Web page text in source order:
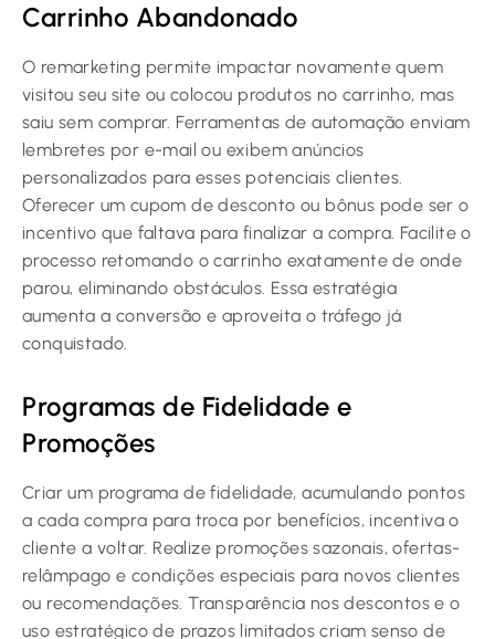
Carrinho Abandonado
O remarketing permite impactar novamente quem
visitou seu site ou colocou produtos no carrinho, mas
saiu sem comprar. Ferramentas de automação enviam
lembretes por e-mail ou exibem anúncios
personalizados para esses potenciais clientes.
Oferecer um cupom de desconto ou bônus pode ser o
incentivo que faltava para finalizar a compra. Facilite o
processo retomando o carrinho exatamente de onde
parou, eliminando obstáculos. Essa estratégia
aumenta a conversão e aproveita o tráfego já
conquistado.
Programas de Fidelidade e
Promoções
Criar um programa de fidelidade, acumulando pontos
a cada compra para troca por benefícios, incentiva o
cliente a voltar. Realize promoções sazonais, ofertas-
relâmpago e condições especiais para novos clientes
ou recomendações. Transparência nos descontos e o
uso estratégico de prazos limitados criam senso de